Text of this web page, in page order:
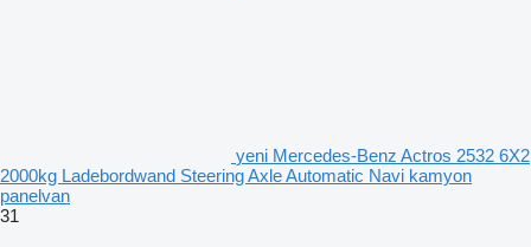
yeni Mercedes-Benz Actros 2532 6X2
2000kg Ladebordwand Steering Axle Automatic Navi kamyon
panelvan
31